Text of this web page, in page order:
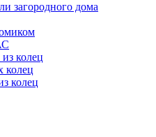
загородного дома
колец
колец
колец